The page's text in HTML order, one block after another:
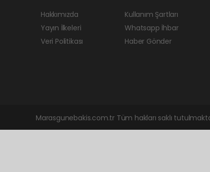
Hakkımızda
Yayın İlkeleri
Veri Politikası
Kullanım Şartları
Whatsapp İhbar
Haber Gönder
Marasgunebakis.com.tr Tüm hakları saklı